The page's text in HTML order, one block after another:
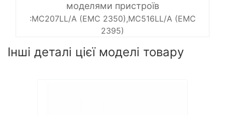
моделями пристроїв
:MC207LL/A (EMC 2350),MC516LL/A (EMC
2395)
Інші деталі цієї моделі товару